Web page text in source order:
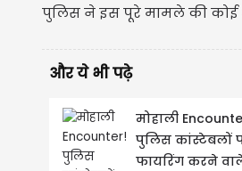
पुलिस ने इस पूरे मामले की कोई
और ये भी पढ़े
मोहाली
पुलिस कांस्टेबलों
फायरिंग करने